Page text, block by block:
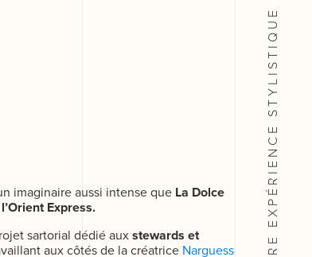
imaginaire aussi intense que La Dolce
Express.
sartorial dédié auxstewards et
aux côtés de la créatrice Narguess
STYLISTIQUE